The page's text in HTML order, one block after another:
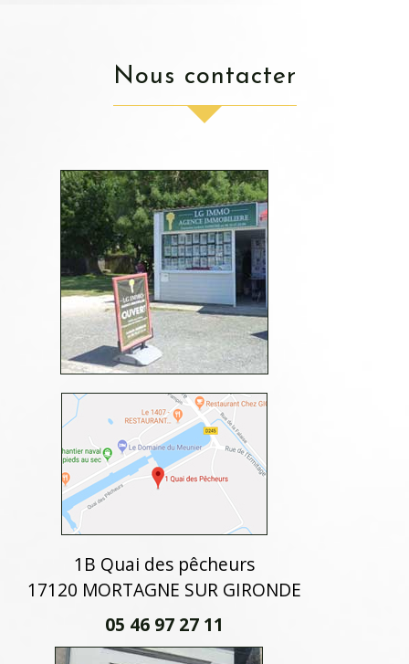
nous contacter
1B Quai des pêcheurs
17120 MORTAGNE SUR GIRONDE
05 46 97 27 11